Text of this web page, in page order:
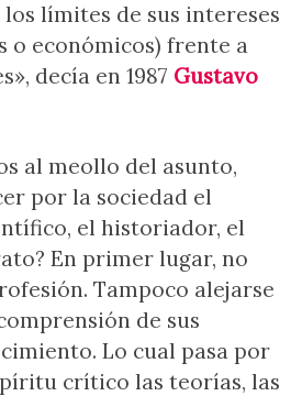
límites de sus intereses
o económicos) frente a
decía en 1987 Gustavo
al meollo del asunto,
por la sociedad el
el historiador, el
En primer lugar, no
Tampoco alejarse
de sus
Lo cual pasa por
crítico las teorías, las